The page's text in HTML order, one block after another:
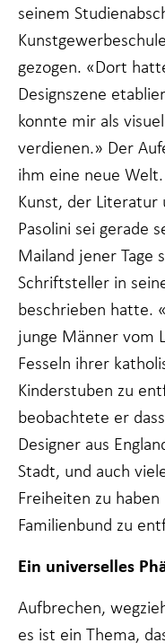
seinem
gezogen. «Dort
Designszene
konnte mir als
verdienen.» Der
ihm eine neue
Kunst, der Literatur
Pasolini sei gerade
Mailand jener Tage
Schriftsteller in
beschrieben hatte.
junge Männer vom
Fesseln ihrer
Kinderstuben zu
beobachtete er
Designer aus
Stadt, und auch
Freiheiten zu
Familienbund zu
Ein universelles
Aufbrechen,
es ist ein Thema,
Marketing
Indem Sie Ihr
Interesse und Ihr
Verhalten beim
Besuch unserer
erhöhen Sie die
Wahrscheinlichkeit,
zugeschnittene
Inhalte und
Angebote sehen.